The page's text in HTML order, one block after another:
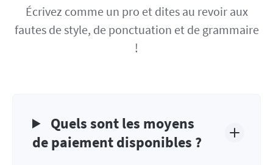
Écrivez comme un pro et dites au revoir aux
fautes de style, de ponctuation et de grammaire
!
Quels sont les moyens
de paiement disponibles ?